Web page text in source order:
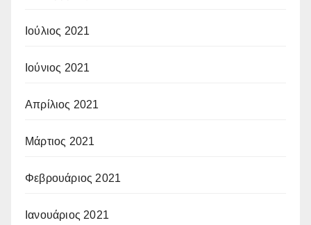
Ιούλιος 2021
Ιούνιος 2021
Απρίλιος 2021
Μάρτιος 2021
Φεβρουάριος 2021
Ιανουάριος 2021